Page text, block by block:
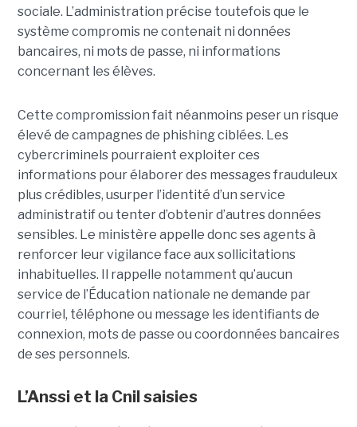
sociale. L’administration précise toutefois que le
système compromis ne contenait ni données
bancaires, ni mots de passe, ni informations
concernant les élèves.
Cette compromission fait néanmoins peser un risque
élevé de campagnes de phishing ciblées. Les
cybercriminels pourraient exploiter ces
informations pour élaborer des messages frauduleux
plus crédibles, usurper l’identité d’un service
administratif ou tenter d’obtenir d’autres données
sensibles. Le ministère appelle donc ses agents à
renforcer leur vigilance face aux sollicitations
inhabituelles. Il rappelle notamment qu’aucun
service de l’Éducation nationale ne demande par
courriel, téléphone ou message les identifiants de
connexion, mots de passe ou coordonnées bancaires
de ses personnels.
L’Anssi et la Cnil saisies